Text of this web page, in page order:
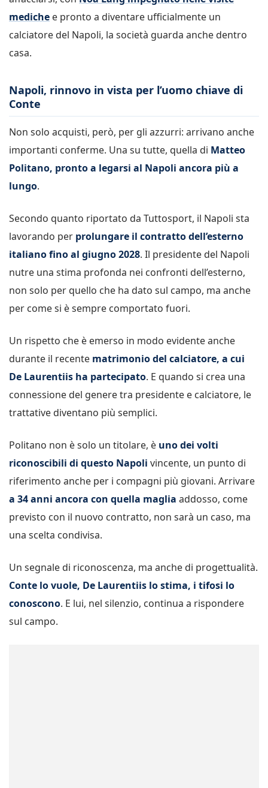
mediche e pronto a diventare ufficialmente un
calciatore del Napoli, la società guarda anche dentro
casa.
Napoli, rinnovo in vista per l’uomo chiave di
Conte
Non solo acquisti, però, per gli azzurri: arrivano anche
importanti conferme. Una su tutte, quella di Matteo
Politano, pronto a legarsi al Napoli ancora più a
lungo.
Secondo quanto riportato da Tuttosport, il Napoli sta
lavorando per prolungare il contratto dell’esterno
italiano fino al giugno 2028. Il presidente del Napoli
nutre una stima profonda nei confronti dell’esterno,
non solo per quello che ha dato sul campo, ma anche
per come si è sempre comportato fuori.
Un rispetto che è emerso in modo evidente anche
durante il recente matrimonio del calciatore, a cui
De Laurentiis ha partecipato. E quando si crea una
connessione del genere tra presidente e calciatore, le
trattative diventano più semplici.
Politano non è solo un titolare, è uno dei volti
riconoscibili di questo Napoli vincente, un punto di
riferimento anche per i compagni più giovani. Arrivare
a 34 anni ancora con quella maglia addosso, come
previsto con il nuovo contratto, non sarà un caso, ma
una scelta condivisa.
Un segnale di riconoscenza, ma anche di progettualità.
Conte lo vuole, De Laurentiis lo stima, i tifosi lo
conoscono. E lui, nel silenzio, continua a rispondere
sul campo.